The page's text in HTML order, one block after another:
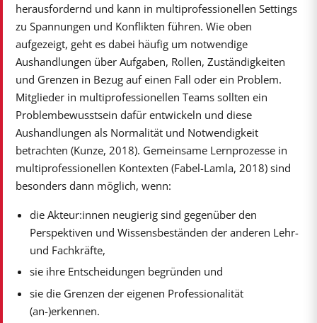
herausfordernd und kann in multiprofessionellen Settings
zu Spannungen und Konflikten führen. Wie oben
aufgezeigt, geht es dabei häufig um notwendige
Aushandlungen über Aufgaben, Rollen, Zuständigkeiten
und Grenzen in Bezug auf einen Fall oder ein Problem.
Mitglieder in multiprofessionellen Teams sollten ein
Problembewusstsein dafür entwickeln und diese
Aushandlungen als Normalität und Notwendigkeit
betrachten (Kunze, 2018). Gemeinsame Lernprozesse in
multiprofessionellen Kontexten (Fabel-Lamla, 2018) sind
besonders dann möglich, wenn:
die Akteur:innen neugierig sind gegenüber den
Perspektiven und Wissensbeständen der anderen Lehr-
und Fachkräfte,
sie ihre Entscheidungen begründen und
sie die Grenzen der eigenen Professionalität
(an-)erkennen.